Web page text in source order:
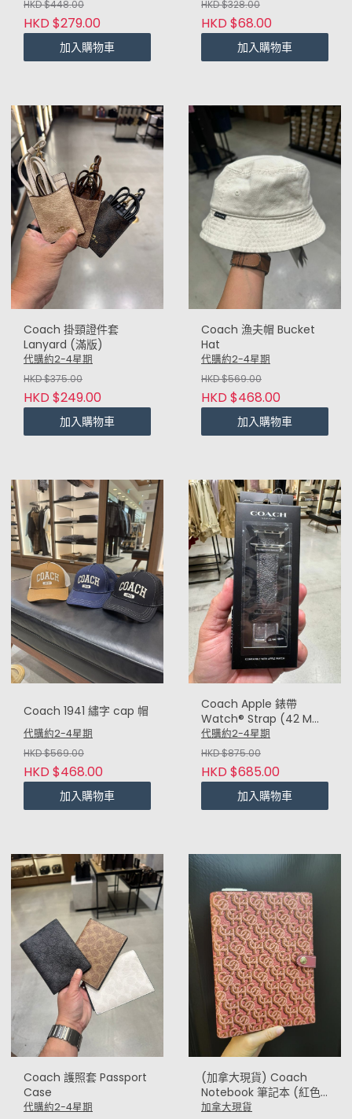
HKD $448.00
HKD $279.00
加入購物車
HKD $328.00
HKD $68.00
加入購物車
Coach 掛頸證件套
Lanyard (滿版)
代購約2-4星期
HKD $375.00
HKD $249.00
加入購物車
Coach 漁夫帽 Bucket
Hat
代購約2-4星期
HKD $569.00
HKD $468.00
加入購物車
Coach 1941 繡字 cap 帽
代購約2-4星期
HKD $569.00
HKD $468.00
加入購物車
Coach Apple 錶帶
Watch® Strap (42 Mm
And 44 Mm) 滿版黑
Black Logo
代購約2-4星期
HKD $875.00
HKD $685.00
加入購物車
Coach 護照套 Passport
Case
代購約2-4星期
(加拿大現貨) Coach
Notebook 筆記本 (紅色
Monogram)
加拿大現貨